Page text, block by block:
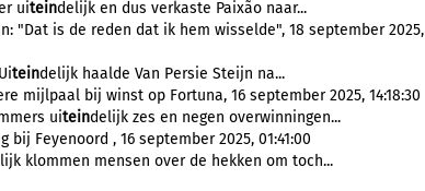
uiteindelijk en dus verkaste Paixão naar...
"Dat is de reden dat ik hem wisselde", 18 september 2025,
teindelijk haalde Van Persie Steijn na...
mijlpaal bij winst op Fortuna, 16 september 2025, 14:18:30
uiteindelijk zes en negen overwinningen...
Feyenoord , 16 september 2025, 01:41:00
klommen mensen over de hekken om toch...